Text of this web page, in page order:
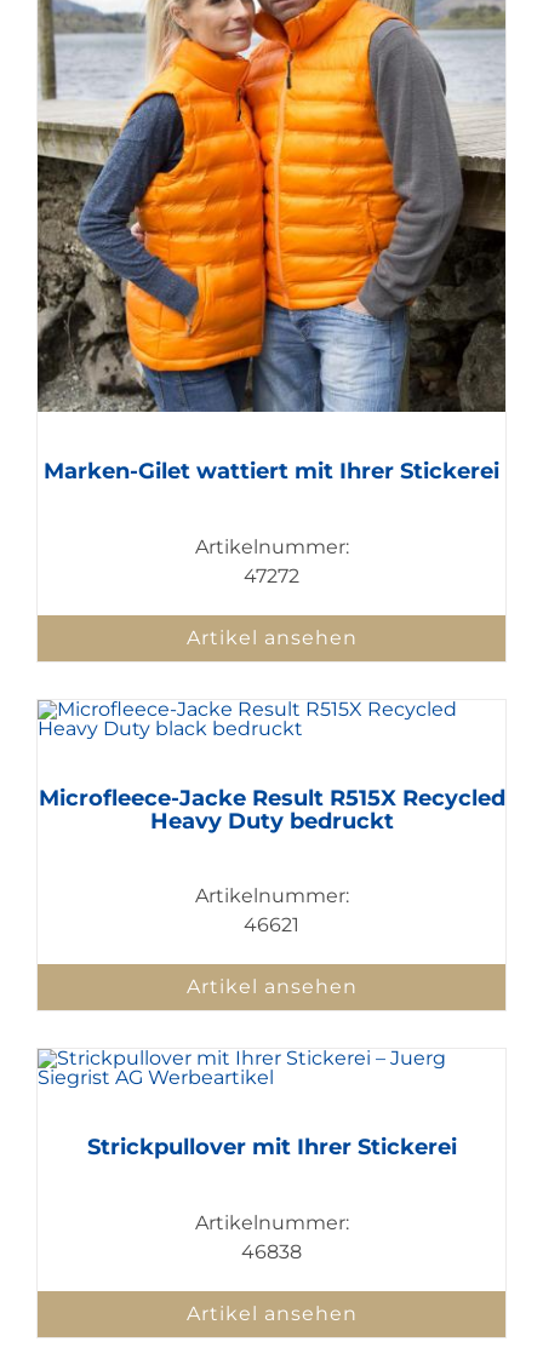
Marken-Gilet wattiert mit Ihrer Stickerei
Artikelnummer:
47272
Artikel ansehen
Microfleece-Jacke Result R515X Recycled
Heavy Duty bedruckt
Artikelnummer:
46621
Artikel ansehen
Strickpullover mit Ihrer Stickerei
Artikelnummer:
46838
Artikel ansehen